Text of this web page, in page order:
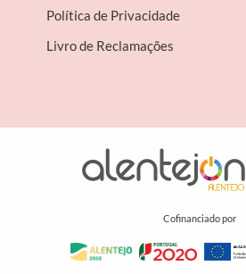
Política de Privacidade
Livro de Reclamações
Cofinanciado por